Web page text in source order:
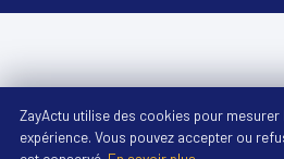
ZayActu utilise des cookies pour mesurer
expérience. Vous pouvez accepter ou